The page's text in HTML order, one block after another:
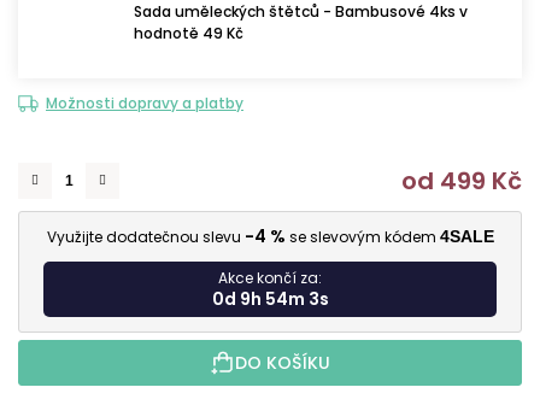
Sada uměleckých štětců - Bambusové 4ks v
hodnotě 49 Kč
Možnosti dopravy a platby
od 499 Kč
Využijte dodatečnou slevu -4 % se slevovým kódem 4SALE
Akce končí za:
0d 9h 54m 2s
DO KOŠÍKU